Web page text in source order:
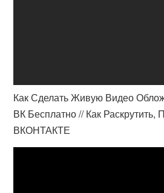
Как Сделать Живую Видео
ВК Бесплатно // Как Раскрутить,
ВКОНТАКТЕ